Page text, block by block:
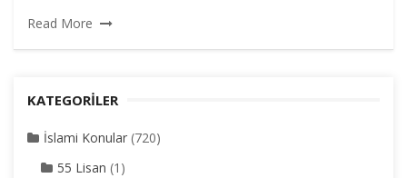
Read More
KATEGORILER
İslami Konular (720)
55 Lisan (1)